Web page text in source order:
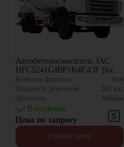
Автобетоносмеситель JAC
HFC5241GJBP1K4E43F [6x4,
10.67 м³]
Колёсная формула:
6x4
Мощность двигателя:
301 л.с.
Двигатель:
Weichai
В наличии
Цена по запросу
Узнать цену